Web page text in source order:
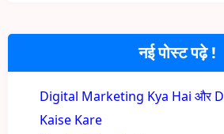
नई पोस्ट पढ़े !
Digital Marketing Kya Hai और
Kaise Kare